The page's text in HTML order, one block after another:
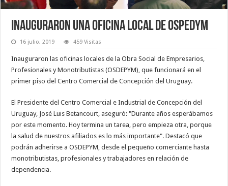
Inauguraron una oficina local de OSPEDYM
16 julio, 2019 459 Visitas
Inauguraron las oficinas locales de la Obra Social de Empresarios,
Profesionales y Monotributistas (OSDEPYM), que funcionará en el
primer piso del Centro Comercial de Concepción del Uruguay.
El Presidente del Centro Comercial e Industrial de Concepción del
Uruguay, José Luis Betancourt, aseguró: "Durante años esperábamos
por este momento. Hoy termina un tarea, pero empieza otra, porque
la salud de nuestros afiliados es lo más importante". Destacó que
podrán adherirse a OSDEPYM, desde el pequeño comerciante hasta
monotributistas, profesionales y trabajadores en relación de
dependencia.